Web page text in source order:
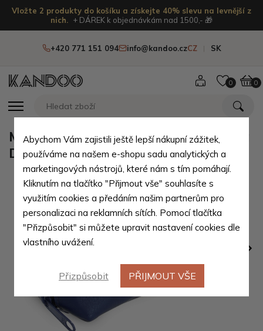
Vložte 2 produkty do košíku a získejte 40% slevu na levnější z
nich.
+ DÁREK k objednávkám nad 1500,- 🎁
+420 771 151 094 info@kandoo.czCZ SK
0 0
Modrá kožená dvouzipová klíčenka
Darina
Abychom Vám zajistili ještě lepší nákupní zážitek,
používáme na našem e-shopu sadu analytických a
marketingových nástrojů, které nám s tím pomáhají.
Kliknutím na tlačítko "Přijmout vše" souhlasíte s
využitím cookies a předáním našim partnerům pro
personalizaci na reklamních sítích. Pomocí tlačítka
"Přizpůsobit" si můžete upravit nastavení cookies dle
vlastního uvážení.
Přizpůsobit PŘIJMOUT VŠE